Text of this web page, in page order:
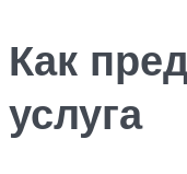
Как
услуга